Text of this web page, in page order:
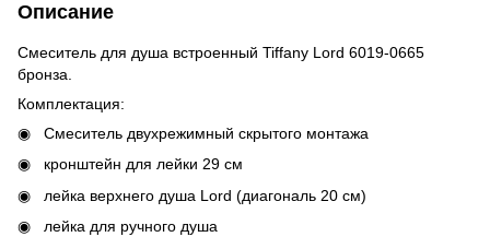
Описание
Смеситель для душа встроенный Tiffany Lord 6019-0665
бронза.
Комплектация:
Смеситель двухрежимный скрытого монтажа
кронштейн для лейки 29 см
лейка верхнего душа Lord (диагональ 20 см)
лейка для ручного душа